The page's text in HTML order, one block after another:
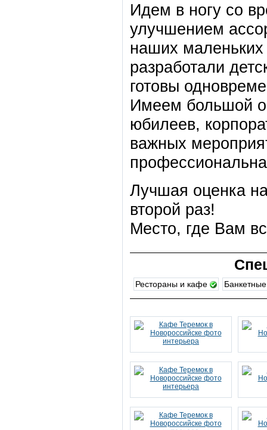
Идем в ногу со
улучшением
наших
разработали
готовы
Имеем большой
юбилеев,
важных
Лучшая оценка
второй раз!
Место, где Вам
Рестораны и кафе